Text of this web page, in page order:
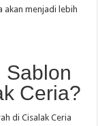
akan menjadi lebih
Sablon
Ceria?
di Cisalak Ceria